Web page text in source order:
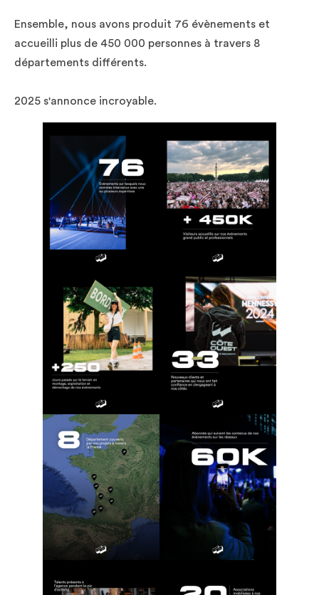
Ensemble, nous avons produit 76 évènements et
accueilli plus de 450 000 personnes à travers 8
départements différents.
2025 s'annonce incroyable.